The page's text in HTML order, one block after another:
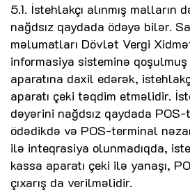
5.1. İstehlakçı alınmış malların
nağdsız qaydada ödəyə bilər.
məlumatları Dövlət Vergi
informasiya sisteminə
aparatına daxil edərək,
aparatı çeki təqdim etməlidir.
dəyərini nağdsız qaydada
ödədikdə və POS-terminal
ilə inteqrasiya olunmadıqda,
kassa aparatı çeki ilə yanaşı,
çıxarış da verilməlidir.